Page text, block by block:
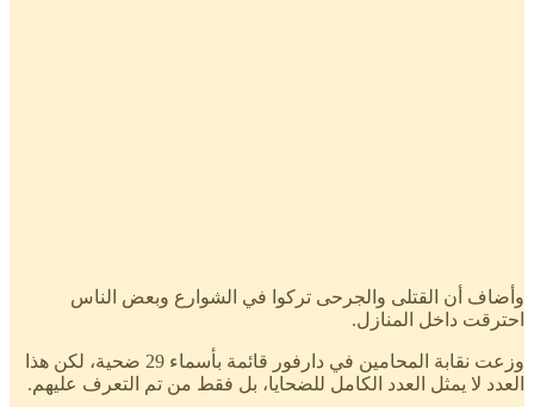
وأضاف أن القتلى والجرحى تركوا في الشوارع وبعض الناس
احترقت داخل المنازل.
وزعت نقابة المحامين في دارفور قائمة بأسماء 29 ضحية، لكن هذا
العدد لا يمثل العدد الكامل للضحايا، بل فقط من تم التعرف عليهم.